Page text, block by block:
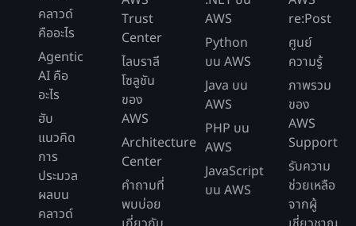
คลาวด์
คืออะไร
Agentic
AI คือ
อะไร
ฮับ
แนวคิด
การ
ประมวล
ผลบน
คลาวด์
Trust
Center
ไลบราลี
โซลูชัน
ของ
AWS
Architecture
Center
คำถามที่
พบบ่อย
AWS
Python
บน AWS
Java บน
AWS
PHP บน
AWS
JavaScript
บน AWS
re:Post
ศูนย์
ความรู้
ภาพรวม
ของ
AWS
Support
รับความ
ช่วยเหลือ
จากผู้